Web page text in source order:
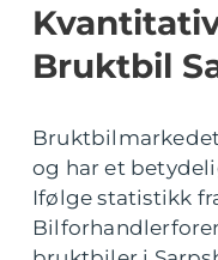
Bruktbil
og har et
Ifølge statistikk